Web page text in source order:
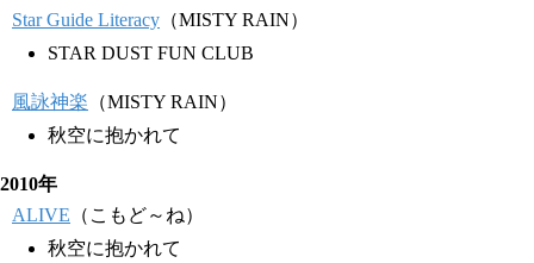
Star Guide Literacy （MISTY RAIN）
STAR DUST FUN CLUB
風詠神楽 （MISTY RAIN）
秋空に抱かれて
2010年
ALIVE （こもど～ね）
秋空に抱かれて